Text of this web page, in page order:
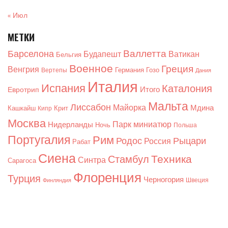
« Июл
МЕТКИ
Барселона Бельгия Будапешт Валлетта Ватикан
Венгрия Вертепы Военное Германия Гозо Греция Дания
Евротрип Испания Италия Итого Каталония
Кашкайш Кипр Крит Лиссабон Майорка Мальта Мдина
Москва Нидерланды Ночь Парк миниатюр Польша
Португалия Рабат Рим Родос Россия Рыцари
Сарагоса Сиена Синтра Стамбул Техника
Турция Финляндия Флоренция Черногория Швеция